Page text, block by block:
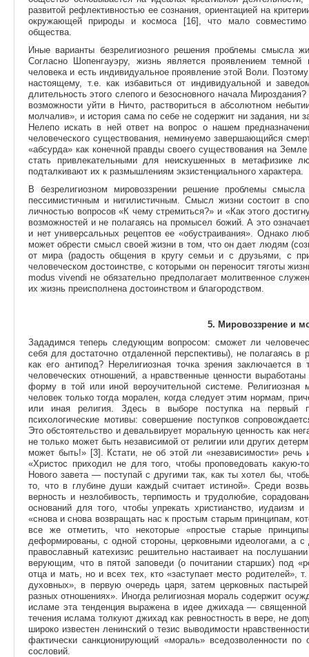
развитой рефлективностью ее сознания, ориентацией на
окружающей природы и космоса [16], что мало совместимо
общества.
Иные варианты безрелигиозного решения проблемы
Согласно Шопенгауэру, жизнь является проявлением
человека и есть индивидуальное проявление этой Воли.
настоящему, т.е. как избавиться от индивидуальной и
длительность этого слепого и безосновного начала
возможности уйти в Ничто, раствориться в абсолютном
молчалив», и история сама по себе не содержит ни задания, ни
Нелепо искать в ней ответ на вопрос о нашем
человеческого существования, неминуемо завершающийся
«абсурда» как конечной правды своего существования на
стать привлекательными для неискушенных в метафизике
подталкивают их к размышлениям экзистенциального характера.
В безрелигиозном мировоззрении решение проблемы
пессимистичным и нигилистичным. Смысл жизни состоит в
личностью вопросов «К чему стремиться?» и «Как этого
возможностей и не полагаясь на промысел божий. А это
и нет универсальных рецептов ее «обустраивания». Однако
может обрести смысл своей жизни в том, что он дает людям
от мира (радость общения в кругу семьи и с друзьями, с
человеческом достоинстве, с которыми он переносит тяготы
modus vivendi не обязательно предполагает молитвенное
их жизнь преисполнена достоинством и благородством.
5. Мировоззрение и
Зададимся теперь следующим вопросом: сможет ли
себя для достаточно отдаленной перспективы), не полагаясь
как его антипод? Нерелигиозная точка зрения заключается
человеческих отношений, а нравственные ценности
форму в той или иной вероучительной системе.
человек только тогда морален, когда следует этим нормам,
или иная религия. Здесь в выборе поступка на первый
психологические мотивы: совершение поступков
Это обстоятельство и девальвирует моральную ценность как
не только может быть независимой от религии или других
может быть!» [3]. Кстати, не об этой ли «независимости»
«Христос приходил не для того, чтобы проповедовать
Нового завета — поступай с другими так, как ты хотел бы,
то, что в глубине души каждый считает истиной». Среди
верность и незлобивость, терпимость и трудолюбие,
оснований для того, чтобы упрекать христианство,
«снова и снова возвращать нас к простым старым принципам,
все же отметить, что некоторые «простые старые
деформированы, с одной стороны, церковными идеологами, а
православный катехизис решительно настаивает на
верующим, что в пятой заповеди (о почитании старших) под
отца и мать, но и всех тех, кто «заступает место родителей»,
духовных», в первую очередь царя, затем церковных
разных отношениях». Иногда религиозная мораль содержит
исламе эта тенденция выражена в идее джихада —
течения ислама толкуют джихад как ревностность в вере, не
широко известен ленинский о тезис выводимости
фактически санкционирующий «мораль» вседозволенности
сословий.